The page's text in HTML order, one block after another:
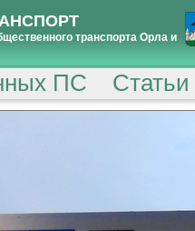
транспорта Орла и
ПС